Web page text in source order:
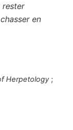
rester
en
Herpetology ;